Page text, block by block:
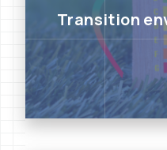
Transition